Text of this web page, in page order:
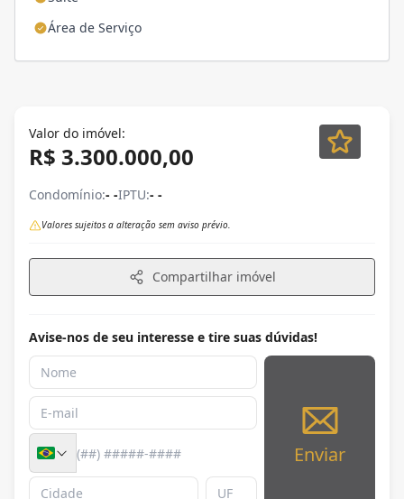
Área de Serviço
Valor do imóvel:
R$ 3.300.000,00
Condomínio:- -IPTU:- -
Valores sujeitos a alteração sem aviso prévio.
Compartilhar imóvel
Avise-nos de seu interesse e tire suas dúvidas!
Enviar